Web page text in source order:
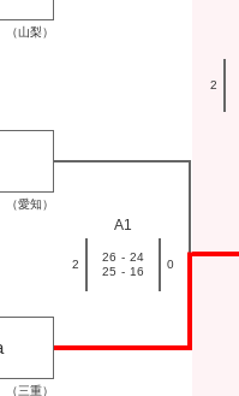
（山梨）
2
（愛知）
A1
2
26 - 24
25 - 16
0
（三重）